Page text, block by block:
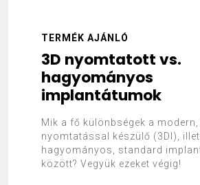
TERMÉK AJÁNLÓ
3D nyomtatott vs.
hagyományos
implantátumok
Mik a fő különbségek a modern,
nyomtatással készülő (3DI),
hagyományos, standard
között? Vegyük ezeket végig!